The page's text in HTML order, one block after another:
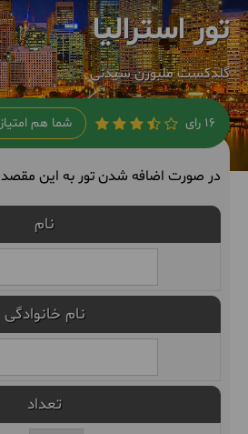
تور استرالیا
گلدکست ملبورن سیدنی
16 رای شما هم
در صورت اضافه شدن تور به این
نام
نام خانوادگی
تعداد